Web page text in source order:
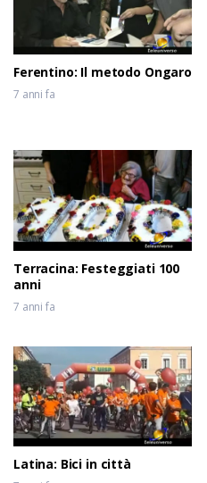
Ferentino: Il metodo Ongaro
7 anni fa
Terracina: Festeggiati 100
anni
7 anni fa
Latina: Bici in città